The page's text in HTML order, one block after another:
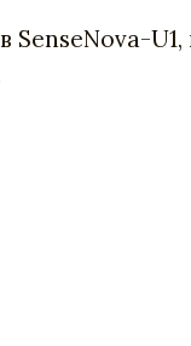
SenseNova-